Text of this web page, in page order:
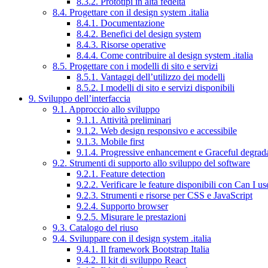
8.4. Progettare con il design system .italia
8.4.1. Documentazione
8.4.2. Benefici del design system
8.4.3. Risorse operative
8.4.4. Come contribuire al design system .italia
8.5. Progettare con i modelli di sito e servizi
8.5.1. Vantaggi dell’utilizzo dei modelli
8.5.2. I modelli di sito e servizi disponibili
9. Sviluppo dell’interfaccia
9.1. Approccio allo sviluppo
9.1.1. Attività preliminari
9.1.2. Web design responsivo e accessibile
9.1.3. Mobile first
9.1.4. Progressive enhancement e Graceful
9.2. Strumenti di supporto allo sviluppo del software
9.2.1. Feature detection
9.2.2. Verificare le feature disponibili con Can I
9.2.3. Strumenti e risorse per CSS e JavaScript
9.2.4. Supporto browser
9.2.5. Misurare le prestazioni
9.3. Catalogo del riuso
9.4. Sviluppare con il design system .italia
9.4.1. Il framework Bootstrap Italia
9.4.2. Il kit di sviluppo React